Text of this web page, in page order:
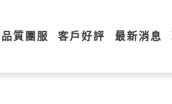
質團服 客戶好評 最新消息